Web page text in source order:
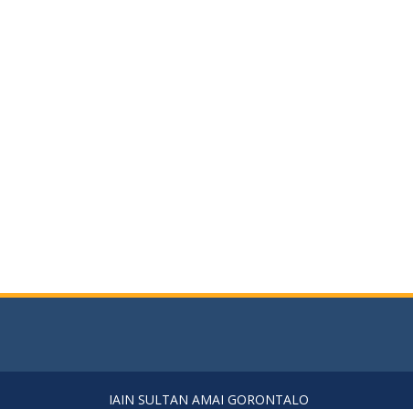
IAIN SULTAN AMAI GORONTALO